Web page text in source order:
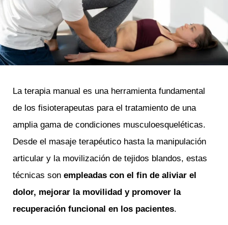
La terapia manual es una herramienta fundamental
de los fisioterapeutas para el tratamiento de una
amplia gama de condiciones musculoesqueléticas.
Desde el masaje terapéutico hasta la manipulación
articular y la movilización de tejidos blandos, estas
técnicas son empleadas con el fin de aliviar el
dolor, mejorar la movilidad y promover la
recuperación funcional en los pacientes.